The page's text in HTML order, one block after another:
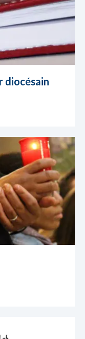
diocésain